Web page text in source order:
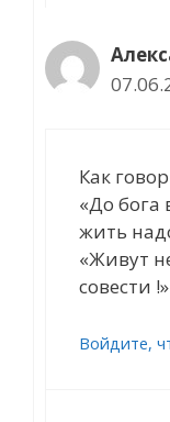
Как
«До бога
жить
«Живут
совести
Войдите,